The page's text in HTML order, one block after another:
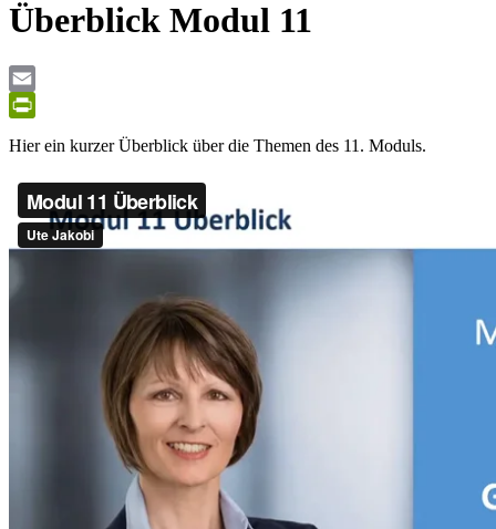
Überblick Modul 11
Email
Hier ein kurzer Überblick über die Themen des 11. Moduls.